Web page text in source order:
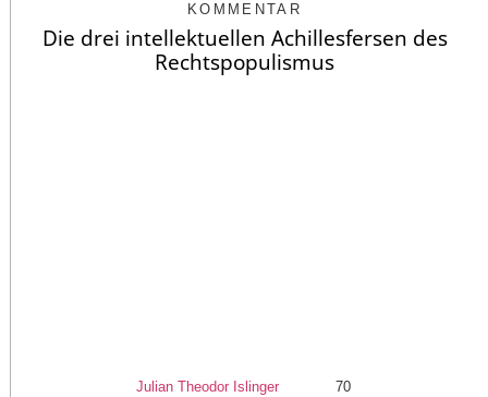
KOMMENTAR
Die drei intellektuellen Achillesfersen des
Rechtspopulismus
Julian Theodor Islinger
70